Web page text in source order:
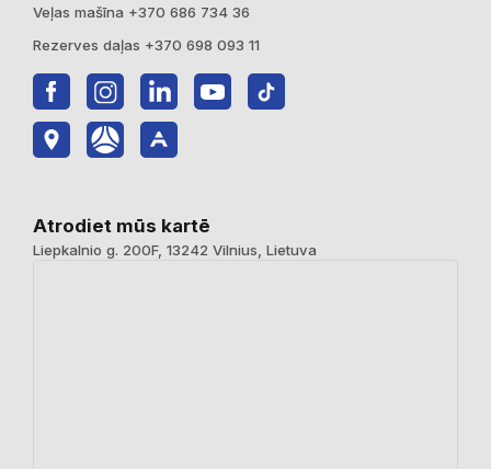
Veļas mašīna +370 686 734 36
Rezerves daļas +370 698 093 11
Atrodiet mūs kartē
Liepkalnio g. 200F, 13242 Vilnius, Lietuva